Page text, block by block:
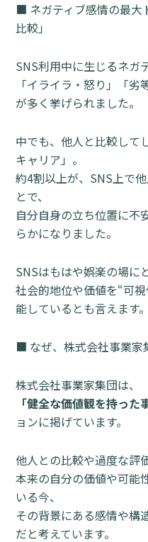
■ ネガティブ感情の最大
比較」
SNS利用中に生じるネガ
「イライラ・怒り」「
が多く挙げられました。
中でも、他人と比較して
キャリア」。
約4割以上が、SNS上で
とで、
自分自身の立ち位置に不
らかになりました。
SNSはもはや娯楽の場に
社会的地位や価値を“可
能しているとも言えます。
■ なぜ、株式会社事業家
株式会社事業家集団は、
「健全な価値観を持った
ョンに掲げています。
他人との比較や過度な評
本来の自分の価値や可能
いる今、
その背景にある感情や構
だと考えています。